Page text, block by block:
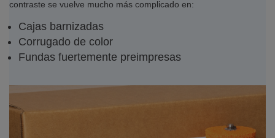
contraste se vuelve mucho más complicado en:
Cajas barnizadas
Corrugado de color
Fundas fuertemente preimpresas